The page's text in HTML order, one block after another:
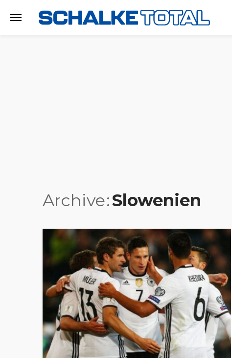
Archive Slowenien